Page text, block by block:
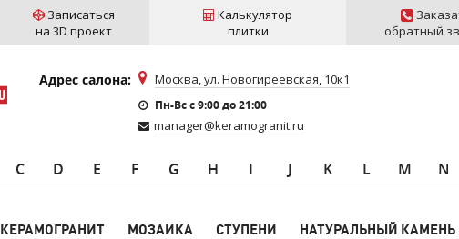
Записаться
на 3D проект
Калькулятор
плитки
обратный
Адрес салона: Москва, ул. Новогиреевская, 10к1
Пн-Вс c 9:00 до 21:00
manager@keramogranit.ru
C D E F G H I J K L M N
КЕРАМОГРАНИТ МОЗАИКА СТУПЕНИ НАТУРАЛЬНЫЙ КАМЕНЬ